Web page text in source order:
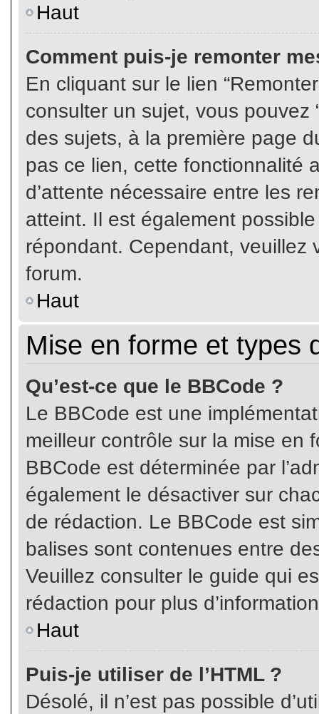
Haut
Comment puis-je remonter
En cliquant sur le lien
consulter un sujet, vous pouvez
des sujets, à la première page
pas ce lien, cette fonctionnalité
d’attente nécessaire entre les
atteint. Il est également
répondant. Cependant, veuillez
forum.
Haut
Mise en forme et types
Qu’est-ce que le BBCode ?
Le BBCode est une
meilleur contrôle sur la mise en
BBCode est déterminée par
également le désactiver sur
de rédaction. Le BBCode est
balises sont contenues entre
Veuillez consulter le guide qui
rédaction pour plus
Haut
Puis-je utiliser de l’HTML ?
Désolé, il n’est pas possible